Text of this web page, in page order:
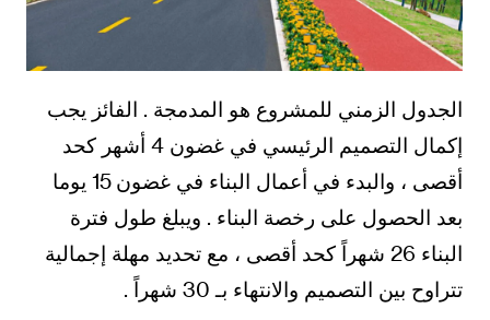
الجدول الزمني للمشروع هو المدمجة . الفائز يجب
إكمال التصميم الرئيسي في غضون 4 أشهر كحد
أقصى ، والبدء في أعمال البناء في غضون 15 يوما
بعد الحصول على رخصة البناء . ويبلغ طول فترة
البناء 26 شهراً كحد أقصى ، مع تحديد مهلة إجمالية
تتراوح بين التصميم والانتهاء بـ 30 شهراً .